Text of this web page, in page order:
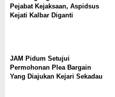
Pejabat Kejaksaan, Aspidsus
Kejati Kalbar Diganti
JAM Pidum Setujui
Permohonan Plea Bargain
Yang Diajukan Kejari Sekadau